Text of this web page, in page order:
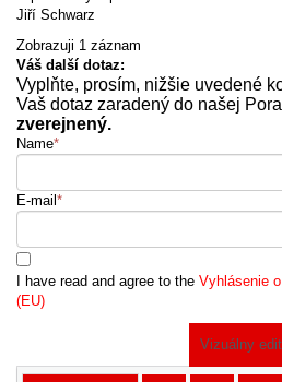
Jiří Schwarz
Zobrazuji 1 záznam
Váš další dotaz:
Vyplňte, prosím, nižšie uvedené
Vaš dotaz zaradený do našej
zverejnený.
Name*
E-mail *
I have read and agree to the Vyhlásenie
(EU)
Vizuálny